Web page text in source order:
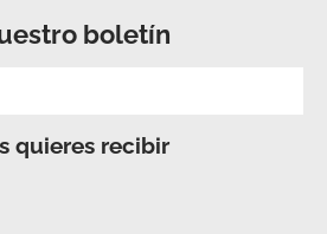
boletín
quieres recibir